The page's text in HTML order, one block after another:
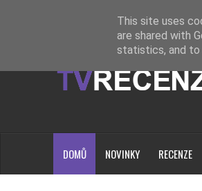
Loading...
DOMŮ NOVINKY RECENZE
This site uses
are shared with
statistics, and to